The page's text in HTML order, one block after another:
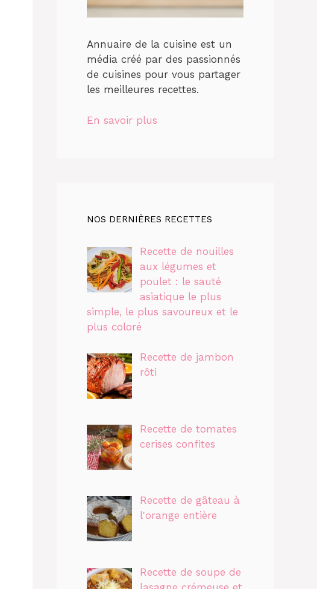
Annuaire de la cuisine est un
média créé par des passionnés
de cuisines pour vous partager
les meilleures recettes.
En savoir plus
NOS DERNIÈRES RECETTES
Recette de nouilles
aux légumes et
poulet : le sauté
asiatique le plus
simple, le plus savoureux et le
plus coloré
Recette de jambon
rôti
Recette de tomates
cerises confites
Recette de gâteau à
l'orange entière
Recette de soupe de